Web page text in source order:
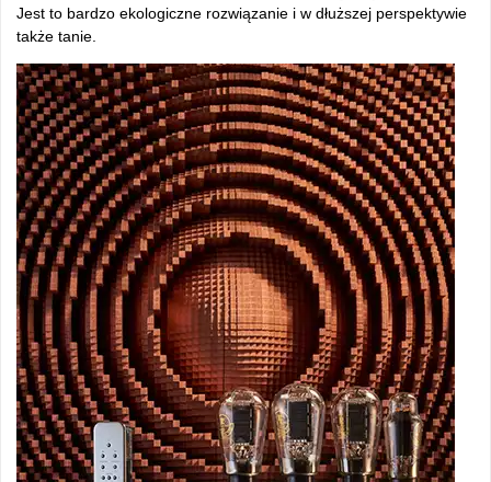
Jest to bardzo ekologiczne rozwiązanie i w dłuższej perspektywie
także tanie.